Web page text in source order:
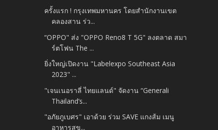
ครั้งแรก ! กรุงเทพมหานคร โดยสำนักงานเขต
คลองสาน ร่ว...
“OPPO" ส่ง "OPPO Reno8 T 5G" ลงตลาด สมา
ร์ตโฟน The ...
ยิ่งใหญ่เปิดงาน "Labelexpo Southeast Asia
2023" ...
"เจนเนอราลี่ ไทยแลนด์" จัดงาน “Generali
Thailand’s...
"อภัยภูเบศร" เอาด้วย ร่วม SAVE แกงส้ม เมนู
อาหารสุข...